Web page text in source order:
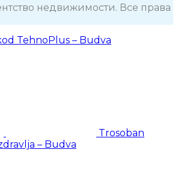
недвижимости. Все права
TehnoPlus – Budva
Trosoban
– Budva